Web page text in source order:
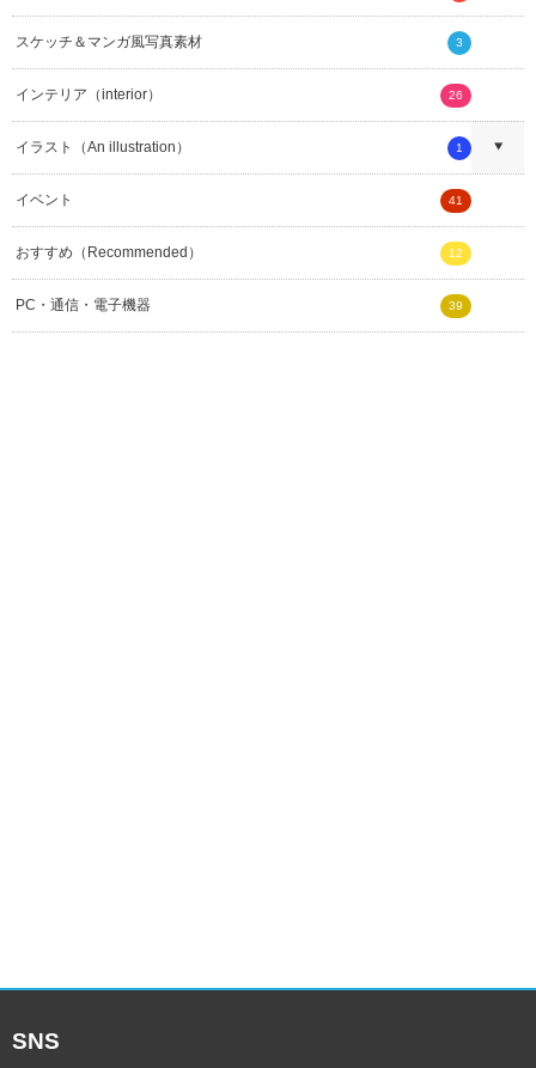
スケッチ＆マンガ風写真素材 3
インテリア（interior） 26
イラスト（An illustration） 1
イベント 41
おすすめ（Recommended） 12
PC・通信・電子機器 39
SNS